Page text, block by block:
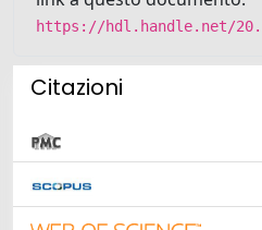
https://hdl.handle.net/
Citazioni